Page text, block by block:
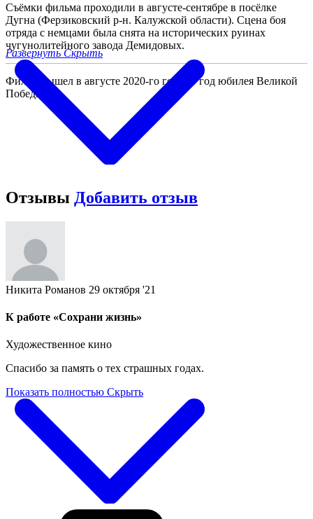
Съёмки фильма проходили в августе-сентябре в посёлке
Дугна (Ферзиковский р-н. Калужской области). Сцена боя
отряда с немцами была снята на исторических руинах
чугунолитейного завода Демидовых.
Фильм вышел в августе 2020-го года. В год юбилея Великой
Победы.
Развернуть Скрыть
Отзывы Добавить отзыв
Никита Романов 29 октября '21
К работе «Сохрани жизнь»
Художественное кино
Спасибо за память о тех страшных годах.
Показать полностью Скрыть